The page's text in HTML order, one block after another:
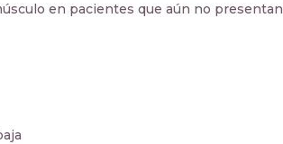
en pacientes que aún no presentan